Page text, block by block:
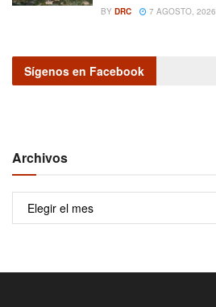
BY DRC 7 AGOSTO, 2026
Sígenos en Facebook
Archivos
Archivos